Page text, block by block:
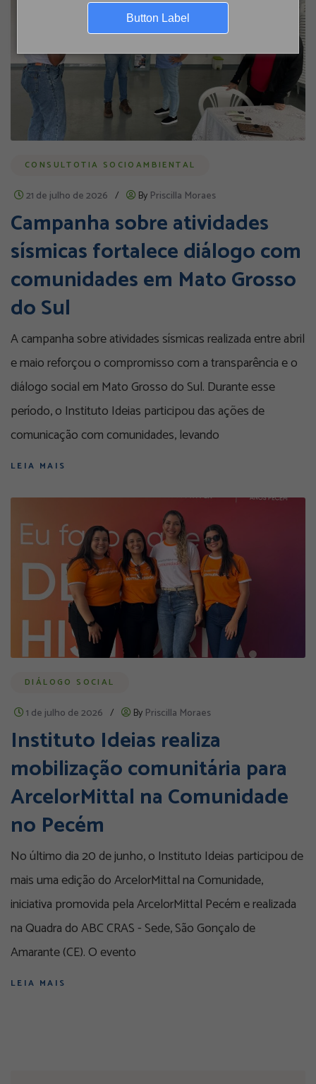
Button Label
CONSULTOTIA SOCIOAMBIENTAL
21 de julho de 2026 / By Priscilla Moraes
Campanha sobre atividades
sísmicas fortalece diálogo com
comunidades em Mato Grosso
do Sul
A campanha sobre atividades sísmicas realizada entre abril
e maio reforçou o compromisso com a transparência e o
diálogo social em Mato Grosso do Sul. Durante esse
período, o Instituto Ideias participou das ações de
comunicação com comunidades, levando
LEIA MAIS
DIÁLOGO SOCIAL
1 de julho de 2026 / By Priscilla Moraes
Instituto Ideias realiza
mobilização comunitária para
ArcelorMittal na Comunidade
no Pecém
No último dia 20 de junho, o Instituto Ideias participou de
mais uma edição do ArcelorMittal na Comunidade,
iniciativa promovida pela ArcelorMittal Pecém e realizada
na Quadra do ABC CRAS - Sede, São Gonçalo de
Amarante (CE). O evento
LEIA MAIS